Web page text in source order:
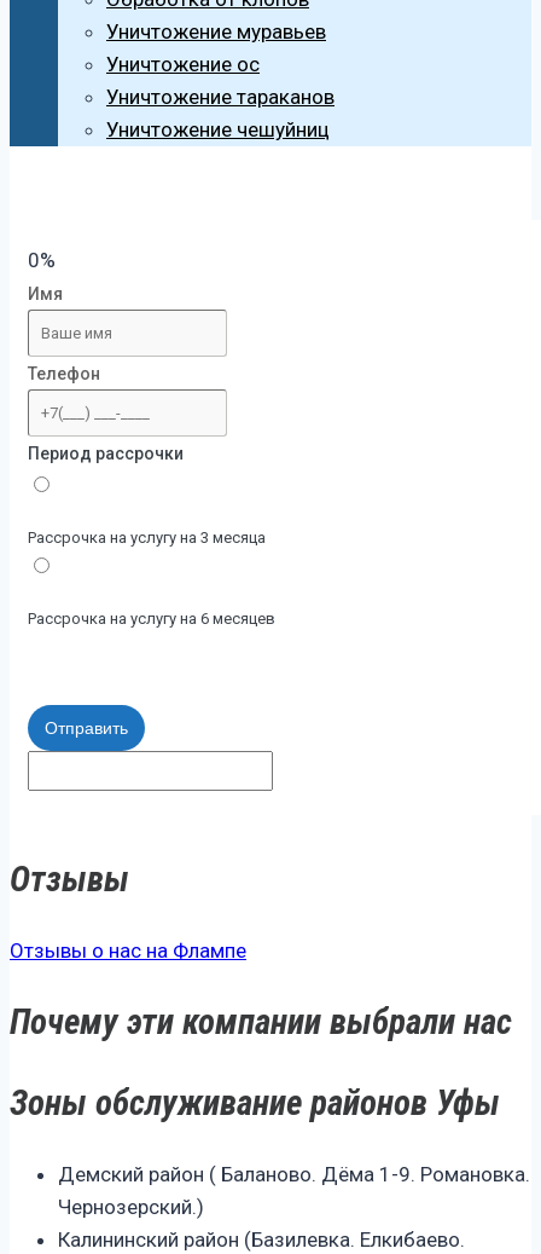
Уничтожение муравьев
Уничтожение ос
Уничтожение тараканов
Уничтожение чешуйниц
0%
Имя
Телефон
Период рассрочки
Рассрочка на услугу на 3 месяца
Рассрочка на услугу на 6 месяцев
Отправить
Отзывы
Отзывы о нас на Флампе
Почему эти компании выбрали нас
Зоны обслуживание районов Уфы
Демский район ( Баланово. Дёма 1-9. Романовка.
Чернозерский.)
Калининский район (Базилевка. Елкибаево.